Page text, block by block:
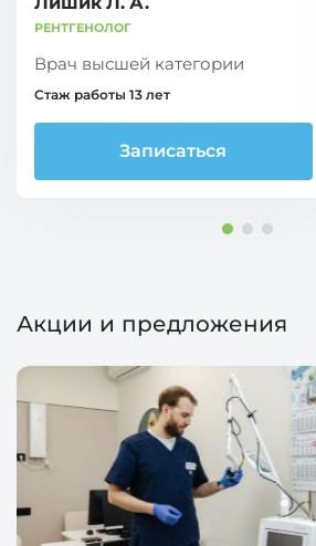
РЕНТГЕНОЛОГ
Врач высшей категории
Стаж работы 13 лет
Записаться
Акции и предложения